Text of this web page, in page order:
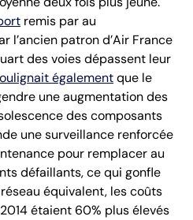
remis par au
l’ancien patron d’Air France
des voies dépassent leur
égalementque le
une augmentation des
des composants
une surveillance renforcée
pour remplacer au
défaillants, ce qui gonfle
équivalent, les coûts
étaient 60% plus élevés